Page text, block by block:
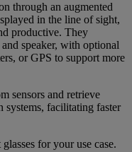
through an augmented
in the line of sight,
productive. They
speaker, with optional
or GPS to support more
sensors and retrieve
systems, facilitating faster
for your use case.